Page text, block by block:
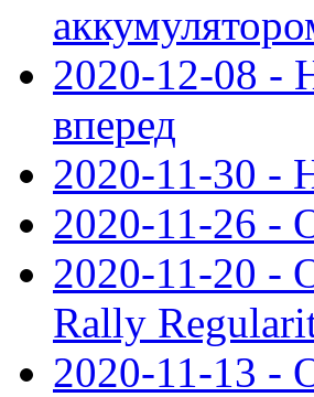
2020-12-08 -
вперед
2020-11-30 -
2020-11-26 -
2020-11-20 -
Rally
2020-11-13 -